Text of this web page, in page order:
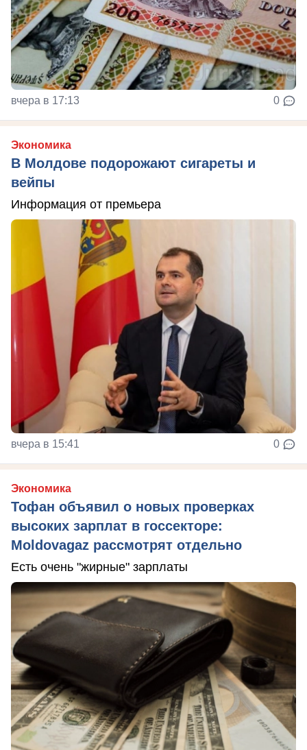
вчера в 17:13 0
Экономика
В Молдове подорожают сигареты и
вейпы
Информация от премьера
вчера в 15:41 0
Экономика
Тофан объявил о новых проверках
высоких зарплат в госсекторе:
Moldovagaz рассмотрят отдельно
Есть очень "жирные" зарплаты